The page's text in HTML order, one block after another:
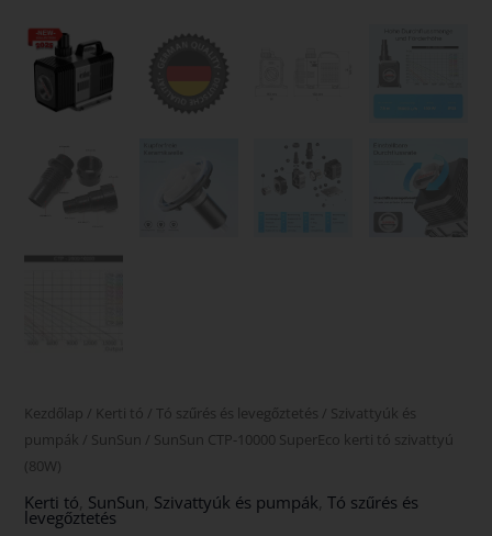
Kezdőlap / Kerti tó / Tó szűrés és levegőztetés / Szivattyúk és
pumpák / SunSun / SunSun CTP-10000 SuperEco kerti tó szivattyú
(80W)
Kerti tó SunSun Szivattyúk és pumpák ,Tó szűrés és
levegőztetés